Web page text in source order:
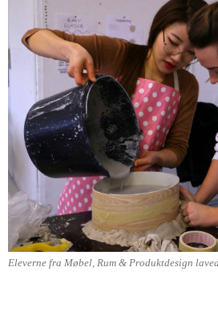
Eleverne fra Møbel, Rum & Produktdesign